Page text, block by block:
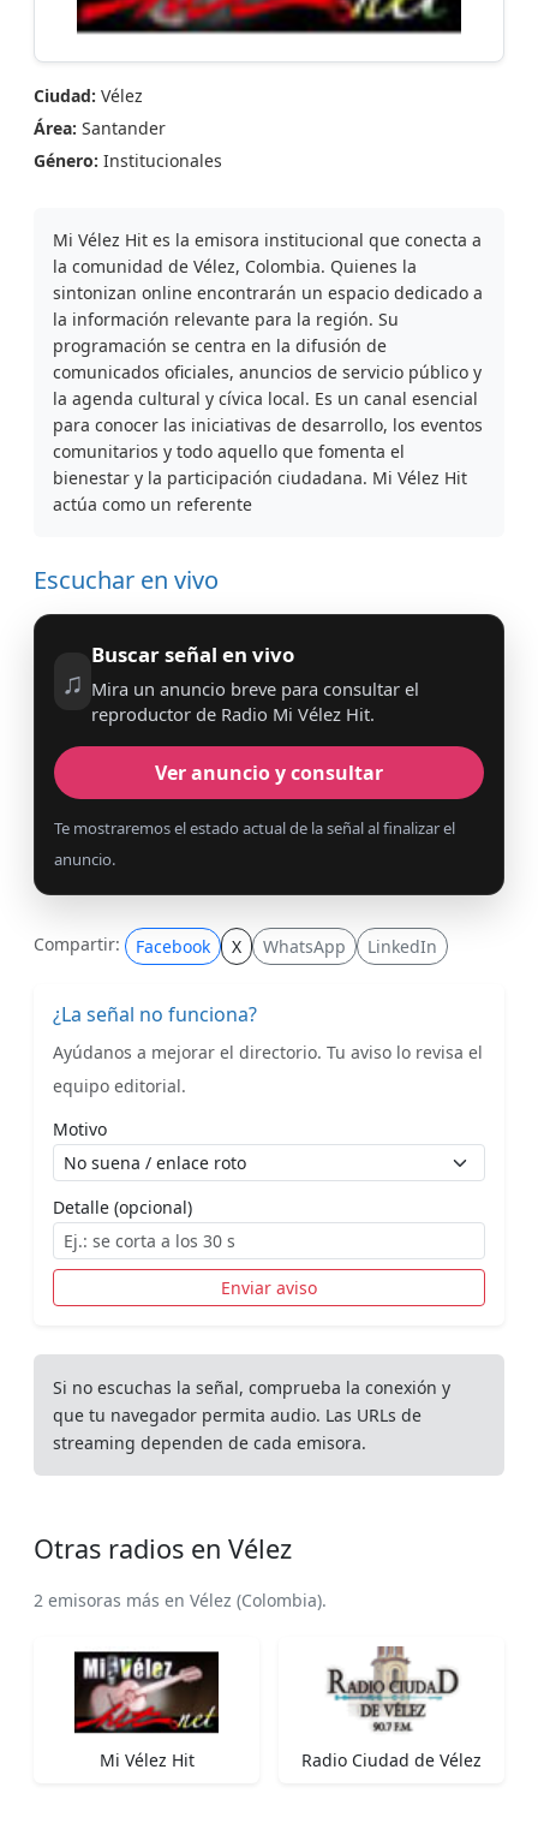
Ciudad: Vélez
Área: Santander
Género: Institucionales
Mi Vélez Hit es la emisora institucional que conecta a
la comunidad de Vélez, Colombia. Quienes la
sintonizan online encontrarán un espacio dedicado a
la información relevante para la región. Su
programación se centra en la difusión de
comunicados oficiales, anuncios de servicio público y
la agenda cultural y cívica local. Es un canal esencial
para conocer las iniciativas de desarrollo, los eventos
comunitarios y todo aquello que fomenta el
bienestar y la participación ciudadana. Mi Vélez Hit
actúa como un referente
Escuchar en vivo
♫
Buscar señal en vivo
Mira un anuncio breve para consultar el
reproductor de Radio Mi Vélez Hit.
Ver anuncio y consultar
Te mostraremos el estado actual de la señal al finalizar el
anuncio.
Compartir: Facebook X WhatsApp LinkedIn
¿La señal no funciona?
Ayúdanos a mejorar el directorio. Tu aviso lo revisa el
equipo editorial.
Motivo
Detalle (opcional)
Enviar aviso
Si no escuchas la señal, comprueba la conexión y
que tu navegador permita audio. Las URLs de
streaming dependen de cada emisora.
Otras radios en Vélez
2 emisoras más en Vélez (Colombia).
Mi Vélez Hit Radio Ciudad de Vélez